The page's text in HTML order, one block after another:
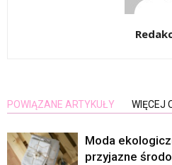
POWIĄZANE ARTYKUŁY WIĘCEJ
Moda
przyjazne